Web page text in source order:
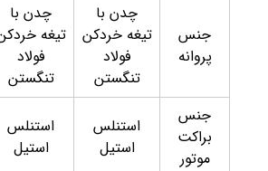
جنس
پروانه
چدن با
تیغه خردکن
فولاد
تنگستن
چدن با
تیغه
فولاد
تنگستن
جنس
براکت
موتور
استنلس
استیل
استنلس
استیل